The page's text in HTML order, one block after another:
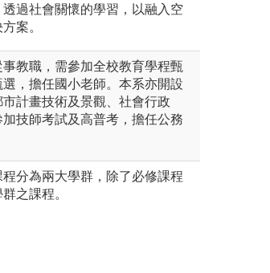
過社會關懷的學習，以融入空
案。
教職，需參加全校教育學程甄
，擔任國小老師。本系亦開設
計畫技術及景觀、社會行政
技師考試及高普考，擔任公務
分為兩大學群，除了必修課程
之課程。